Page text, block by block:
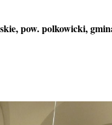
pow. polkowicki,